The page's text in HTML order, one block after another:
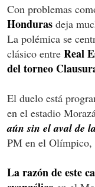
Con problemas
Honduras deja
La polémica se
clásico entre Real
del torneo
El duelo está
en el estadio
aún sin el aval de
PM en el Olímpico,
La razón de este